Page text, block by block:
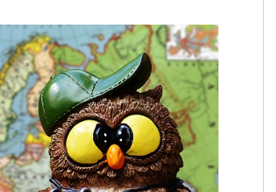
アパート経営の空室対策として、入居を促すリフォー
貸の導入を研究するブログ。絶好調な特区民泊、Amaz
取扱管理者、宅建等資格情報も。